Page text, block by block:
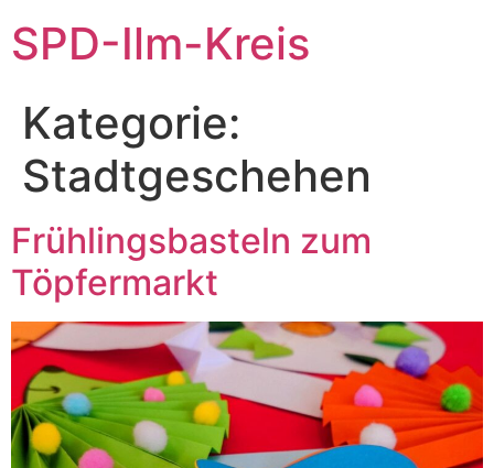
SPD-Ilm-Kreis
Kategorie:
Stadtgeschehen
Frühlingsbasteln zum
Töpfermarkt